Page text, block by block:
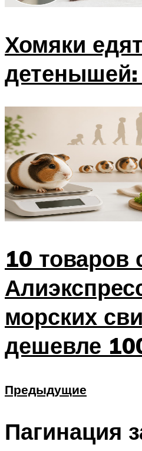
Хомяки
детенышей:
10 товаров
морских
дешевле
Предыдущие
Пагинация